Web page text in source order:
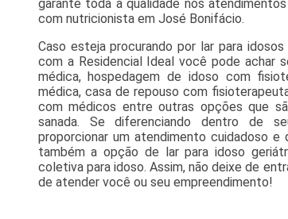
garante toda a qualidade nos
com nutricionista em José Bonifácio.
Caso esteja procurando por lar para
com a Residencial Ideal você pode achar
médica, hospedagem de idoso com
médica, casa de repouso com
com médicos entre outras opções que
sanada. Se diferenciando dentro de
proporcionar um atendimento cuidadoso
também a opção de lar para idoso
coletiva para idoso. Assim, não deixe de
de atender você ou seu empreendimento!